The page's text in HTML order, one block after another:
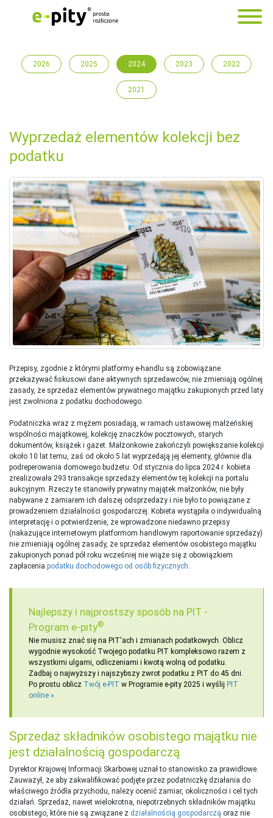
2026 2025 2024 2023 2022
2021
Wyprzedaż elementów kolekcji bez
podatku
Przepisy, zgodnie z którymi platformy e-handlu są zobowiązane
przekazywać fiskusowi dane aktywnych sprzedawców, nie zmieniają ogólnej
zasady, że sprzedaż elementów prywatnego majątku zakupionych przed laty
jest zwolniona z podatku dochodowego.
Podatniczka wraz z mężem posiadają, w ramach ustawowej małżeńskiej
wspólności majątkowej, kolekcję znaczków pocztowych, starych
dokumentów, książek i gazet. Małżonkowie zakończyli powiększanie kolekcji
około 10 lat temu, zaś od około 5 lat wyprzedają jej elementy, głównie dla
podreperowania domowego budżetu. Od stycznia do lipca 2024 r. kobieta
zrealizowała 293 transakcje sprzedaży elementów tej kolekcji na portalu
aukcyjnym. Rzeczy te stanowiły prywatny majątek małżonków, nie były
nabywane z zamiarem ich dalszej odsprzedaży i nie było to powiązane z
prowadzeniem działalności gospodarczej. Kobieta wystąpiła o indywidualną
interpretację i o potwierdzenie, że wprowadzone niedawno przepisy
(nakazujące internetowym platformom handlowym raportowanie sprzedaży)
nie zmieniają ogólnej zasady, że sprzedaż elementów osobistego majątku
zakupionych ponad pół roku wcześniej nie wiąże się z obowiązkiem
zapłacenia podatku dochodowego od osób fizycznych.
Najlepszy i najprostszy sposób na PIT -
Program e-pity®
Nie musisz znać się na PIT'ach i zmianach podatkowych. Oblicz
wygodnie wysokość Twojego podatku PIT kompleksowo razem z
wszystkimi ulgami, odliczeniami i kwotą wolną od podatku.
Zadbaj o najwyższy i najszybszy zwrot podatku z PIT do 45 dni.
Po prostu oblicz Twój e-PIT w Programie e-pity 2025 i wyślij PIT
online
Sprzedaż składników osobistego majątku nie
jest działalnością gospodarczą
Dyrektor Krajowej Informacji Skarbowej uznał to stanowisko za prawidłowe.
Zauważył, że aby zakwalifikować podjęte przez podatniczkę działania do
właściwego źródła przychodu, należy ocenić zamiar, okoliczności i cel tych
działań. Sprzedaż, nawet wielokrotna, niepotrzebnych składników majątku
osobistego, które nie są związane z działalnością gospodarczą oraz nie